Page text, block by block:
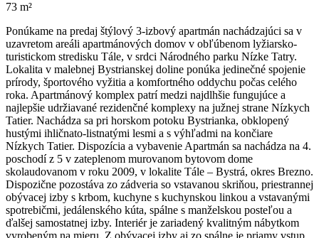
73 m²
Ponúkame na predaj štýlový 3-izbový apartmán nachádzajúci sa v
uzavretom areáli apartmánových domov v obľúbenom lyžiarsko-
turistickom stredisku Tále, v srdci Národného parku Nízke Tatry.
Lokalita v malebnej Bystrianskej doline ponúka jedinečné spojenie
prírody, športového vyžitia a komfortného oddychu počas celého
roka. Apartmánový komplex patrí medzi najdlhšie fungujúce a
najlepšie udržiavané rezidenčné komplexy na južnej strane Nízkych
Tatier. Nachádza sa pri horskom potoku Bystrianka, obklopený
hustými ihličnato-listnatými lesmi a s výhľadmi na končiare
Nízkych Tatier. Dispozícia a vybavenie Apartmán sa nachádza na 4.
poschodí z 5 v zateplenom murovanom bytovom dome
skolaudovanom v roku 2009, v lokalite Tále – Bystrá, okres Brezno.
Dispozične pozostáva zo zádveria so vstavanou skriňou, priestrannej
obývacej izby s krbom, kuchyne s kuchynskou linkou a vstavanými
spotrebičmi, jedálenského kúta, spálne s manželskou posteľou a
ďalšej samostatnej izby. Interiér je zariadený kvalitným nábytkom